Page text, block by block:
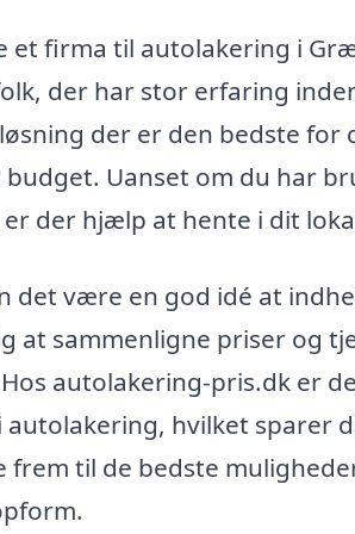
et firma til autolakering i
der har stor erfaring
der er den bedste
budget. Uanset om du har
der hjælp at hente i dit
det være en god idé at
at sammenligne priser og
autolakering-pris.dk er
autolakering, hvilket sparer
til de bedste